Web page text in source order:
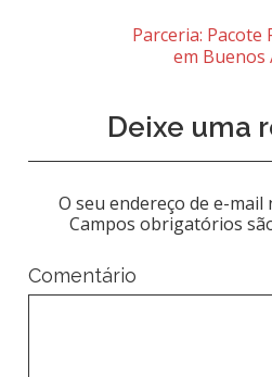
Parceria: Pacote
em Buenos
Deixe uma
O seu endereço de e-mail
Campos obrigatórios
Comentário